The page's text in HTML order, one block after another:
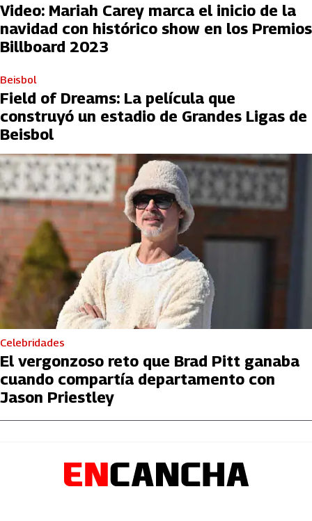
Video: Mariah Carey marca el inicio de la
navidad con histórico show en los Premios
Billboard 2023
Beisbol
Field of Dreams: La película que
construyó un estadio de Grandes Ligas de
Beisbol
Celebridades
El vergonzoso reto que Brad Pitt ganaba
cuando compartía departamento con
Jason Priestley